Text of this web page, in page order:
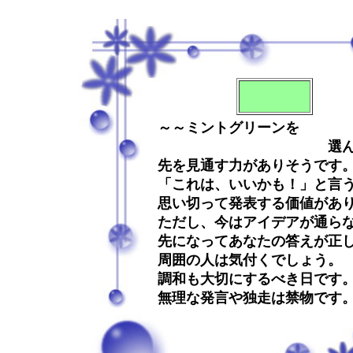
～～ミントグリーンを
選んだあな
先を見通す力がありそうです
「これは、いいかも！」と言
思い切って発表する価値があ
ただし、今はアイデアが通ら
先になってあなたの答えが正
周囲の人は気付くでしょう。
調和も大切にするべき日です
無理な発言や独走は禁物です